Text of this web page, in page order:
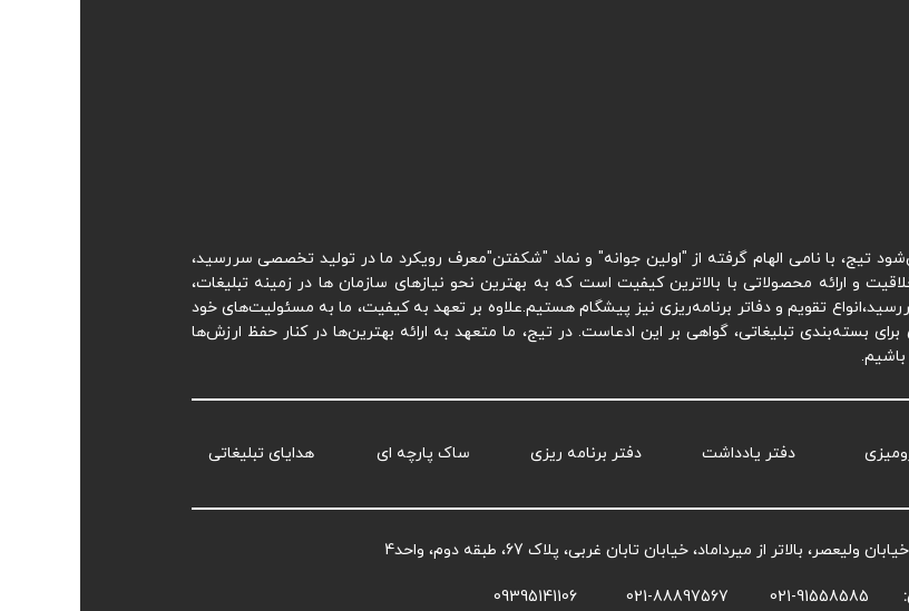
تیج، با نامی الهام گرفته از "اولین جوانه" و نماد "شکفتن"معرف رویکرد ما در تولید تخصصی سررسید،
و ارائه محصولاتی با بالاترین کیفیت است که به بهترین نحو نیازهای سازمان ها در زمینه تبلیغات،
تقویم و دفاتر برنامه‌ریزی نیز پیشگام هستیم.علاوه بر تعهد به کیفیت، ما به مسئولیت‌های خود
بسته‌بندی تبلیغاتی، گواهی بر این ادعاست. در تیج، ما متعهد به ارائه بهترین‌ها در کنار حفظ ارزش‌ها
دفتر یادداشت دفتر برنامه ریزی ساک پارچه ای هدایای تبلیغاتی
بالاتر از میرداماد، خیابان تابان غربی، پلاک 67، طبقه دوم، واحد4
021-91558585
021-88897567
09395141106